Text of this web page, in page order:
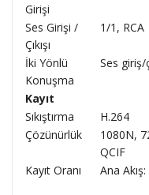
Girişi
Ses Girişi /
Çıkışı
1/1, RCA
İki Yönlü
Konuşma
Ses giriş/
Kayıt
Sıkıştırma
H.264
Çözünürlük
1080N,
QCIF
Kayıt Oranı
Ana Akış: